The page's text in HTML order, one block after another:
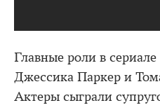
Главные роли в
Джессика Паркер и
Актеры сыграли